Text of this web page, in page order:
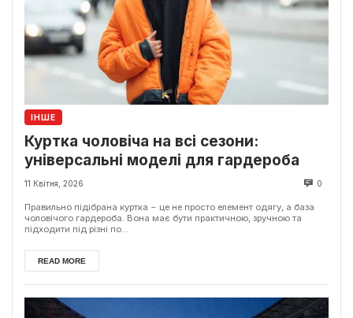
ІНШЕ
Куртка чоловіча на всі сезони:
універсальні моделі для гардероба
11 Квітня, 2026 0
Правильно підібрана куртка − це не просто елемент одягу, а база
чоловічого гардероба. Вона має бути практичною, зручною та
підходити під різні по...
READ MORE